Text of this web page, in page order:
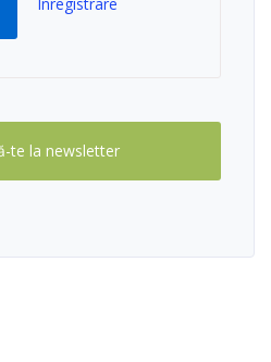
te la newsletter